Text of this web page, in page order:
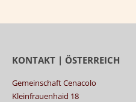
KONTAKT | ÖSTERREICH
Gemeinschaft Cenacolo
Kleinfrauenhaid 18